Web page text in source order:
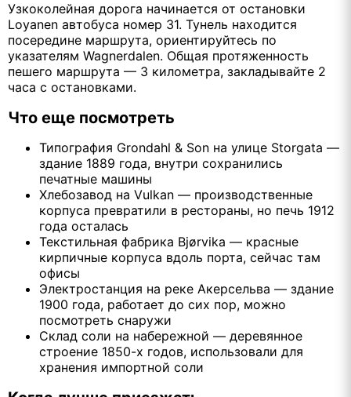
Узкоколейная дорога начинается от остановки
Loyanen автобуса номер 31. Тунель находится
посередине маршрута, ориентируйтесь по
указателям Wagnerdalen. Общая протяженность
пешего маршрута — 3 километра, закладывайте 2
часа с остановками.
Что еще посмотреть
Типография Grondahl & Son на улице Storgata —
здание 1889 года, внутри сохранились
печатные машины
Хлебозавод на Vulkan — производственные
корпуса превратили в рестораны, но печь 1912
года осталась
Текстильная фабрика Bjørvika — красные
кирпичные корпуса вдоль порта, сейчас там
офисы
Электростанция на реке Акерсельва — здание
1900 года, работает до сих пор, можно
посмотреть снаружи
Склад соли на набережной — деревянное
строение 1850-х годов, использовали для
хранения импортной соли